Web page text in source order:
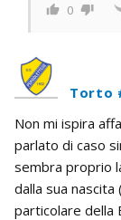
0
Torto
Non mi ispira
parlato di caso
sembra proprio
dalla sua
particolare della